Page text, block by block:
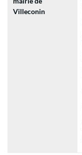
Villeconin